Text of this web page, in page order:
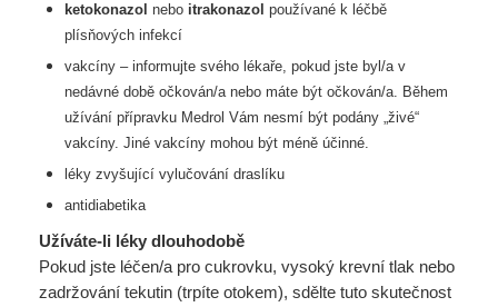
ketokonazol nebo itrakonazol používané k léčbě
plísňových infekcí
vakcíny – informujte svého lékaře, pokud jste byl/a v
nedávné době očkován/a nebo máte být očkován/a. Během
užívání přípravku Medrol Vám nesmí být podány „živé“
vakcíny. Jiné vakcíny mohou být méně účinné.
léky zvyšující vylučování draslíku
antidiabetika
Užíváte-li léky dlouhodobě
Pokud jste léčen/a pro cukrovku, vysoký krevní tlak nebo
zadržování tekutin (trpíte otokem), sdělte tuto skutečnost